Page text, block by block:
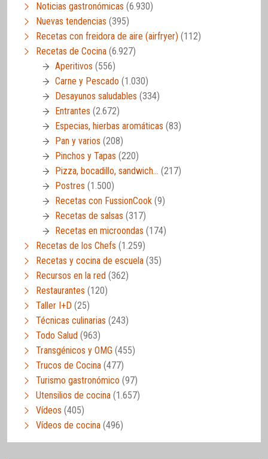
Noticias gastronómicas (6.930)
Nuevas tendencias (395)
Recetas con freidora de aire (airfryer) (112)
Recetas de Cocina (6.927)
Aperitivos (556)
Carne y Pescado (1.030)
Desayunos saludables (334)
Entrantes (2.672)
Especias, hierbas aromáticas (83)
Pan y varios (208)
Pinchos y Tapas (220)
Pizza, bocadillo, sandwich… (217)
Postres (1.500)
Recetas con FussionCook (9)
Recetas de salsas (317)
Recetas en microondas (174)
Recetas de los Chefs (1.259)
Recetas y cocina de escuela (35)
Recursos en la red (362)
Restaurantes (120)
Taller I+D (25)
Técnicas culinarias (243)
Todo Salud (963)
Transgénicos y OMG (455)
Trucos de Cocina (477)
Turismo gastronómico (97)
Utensilios de cocina (1.657)
Vídeos (405)
Vídeos de cocina (496)